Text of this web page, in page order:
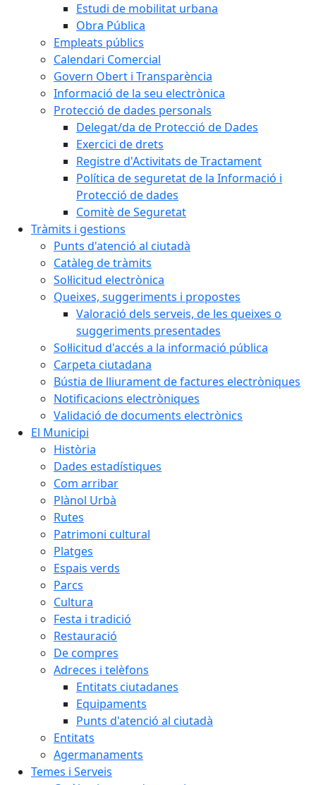
Estudi de mobilitat urbana
Obra Pública
Empleats públics
Calendari Comercial
Govern Obert i Transparència
Informació de la seu electrònica
Protecció de dades personals
Delegat/da de Protecció de Dades
Exercici de drets
Registre d'Activitats de Tractament
Política de seguretat de la Informació i
Protecció de dades
Comitè de Seguretat
Tràmits i gestions
Punts d'atenció al ciutadà
Catàleg de tràmits
Sol·licitud electrònica
Queixes, suggeriments i propostes
Valoració dels serveis, de les queixes o
suggeriments presentades
Sol·licitud d'accés a la informació pública
Carpeta ciutadana
Bústia de lliurament de factures electròniques
Notificacions electròniques
Validació de documents electrònics
El Municipi
Història
Dades estadístiques
Com arribar
Plànol Urbà
Rutes
Patrimoni cultural
Platges
Espais verds
Parcs
Cultura
Festa i tradició
Restauració
De compres
Adreces i telèfons
Entitats ciutadanes
Equipaments
Punts d'atenció al ciutadà
Entitats
Agermanaments
Temes i Serveis